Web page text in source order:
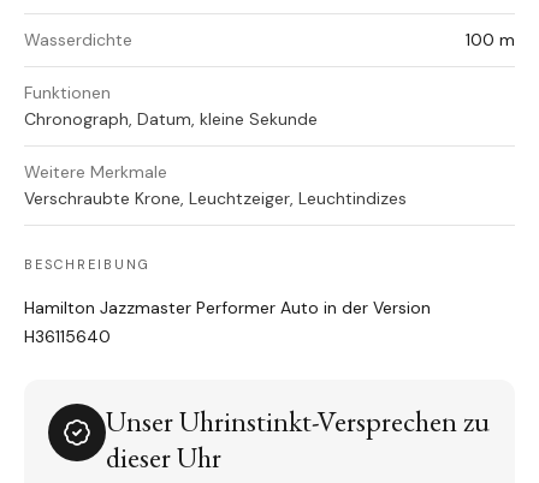
Wasserdichte 100 m
Funktionen
Chronograph, Datum, kleine Sekunde
Weitere Merkmale
Verschraubte Krone, Leuchtzeiger, Leuchtindizes
BESCHREIBUNG
Hamilton Jazzmaster Performer Auto in der Version
H36115640
Unser Uhrinstinkt-Versprechen zu
dieser Uhr